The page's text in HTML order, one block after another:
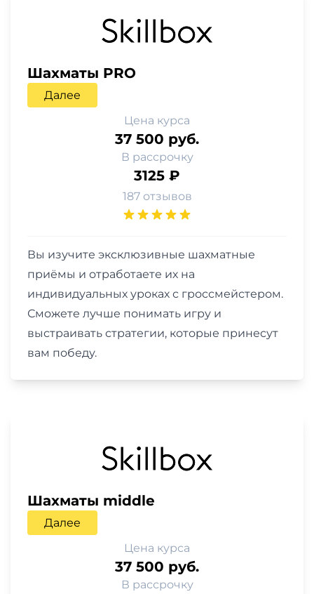
Шахматы PRO
Далее
Цена курса
37 500 руб.
В рассрочку
3125 ₽
187 отзывов
Вы изучите эксклюзивные шахматные
приёмы и отработаете их на
индивидуальных уроках с гроссмейстером.
Сможете лучше понимать игру и
выстраивать стратегии, которые принесут
вам победу.
Шахматы middle
Далее
Цена курса
37 500 руб.
В рассрочку